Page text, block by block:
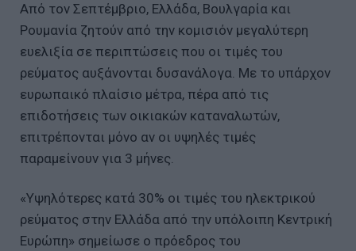
Από τον Σεπτέμβριο, Ελλάδα, Βουλγαρία και
Ρουμανία ζητούν από την κομισιόν μεγαλύτερη
ευελιξία σε περιπτώσεις που οι τιμές του
ρεύματος αυξάνονται δυσανάλογα. Με το υπάρχον
ευρωπαικό πλαίσιο μέτρα, πέρα από τις
επιδοτήσεις των οικιακών καταναλωτών,
επιτρέπονται μόνο αν οι υψηλές τιμές
παραμείνουν για 3 μήνες.
«Υψηλότερες κατά 30% οι τιμές του ηλεκτρικού
ρεύματος στην Ελλάδα από την υπόλοιπη Κεντρική
Ευρώπη» σημείωσε ο πρόεδρος του